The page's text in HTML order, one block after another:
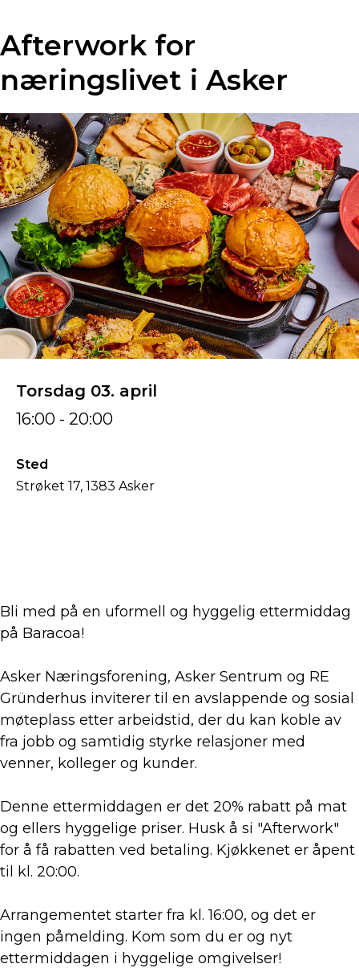
Afterwork for
næringslivet i Asker
Torsdag 03. april
16:00 - 20:00
Sted
Strøket 17, 1383 Asker
Bli med på en uformell og hyggelig ettermiddag
på Baracoa!
Asker Næringsforening, Asker Sentrum og RE
Gründerhus inviterer til en avslappende og sosial
møteplass etter arbeidstid, der du kan koble av
fra jobb og samtidig styrke relasjoner med
venner, kolleger og kunder.
Denne ettermiddagen er det 20% rabatt på mat
og ellers hyggelige priser. Husk å si "Afterwork"
for å få rabatten ved betaling. Kjøkkenet er åpent
til kl. 20:00.
Arrangementet starter fra kl. 16:00, og det er
ingen påmelding. Kom som du er og nyt
ettermiddagen i hyggelige omgivelser!